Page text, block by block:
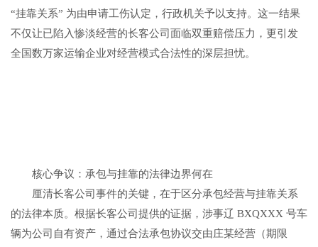
“挂靠关系” 为由申请工伤认定，行政机关予以支持。这一结果
不仅让已陷入惨淡经营的长客公司面临双重赔偿压力，更引发
全国数万家运输企业对经营模式合法性的深层担忧。
核心争议：承包与挂靠的法律边界何在
厘清长客公司事件的关键，在于区分承包经营与挂靠关系
的法律本质。根据长客公司提供的证据，涉事辽 BXQXXX 号车
辆为公司自有资产，通过合法承包协议交由庄某经营（期限